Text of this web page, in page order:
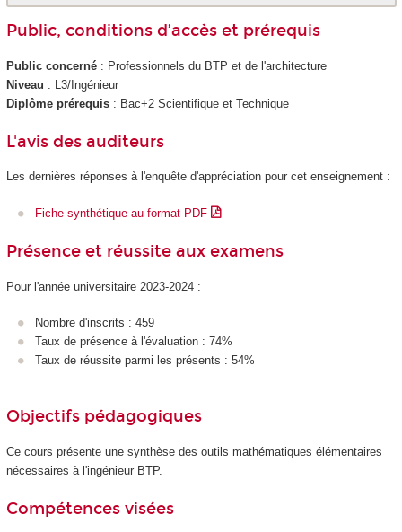
Public, conditions d’accès et prérequis
Public concerné: Professionnels du BTP et de l'architecture
Niveau : L3/Ingénieur
Diplôme prérequis: Bac+2 Scientifique et Technique
L'avis des auditeurs
Les dernières réponses à l'enquête d'appréciation pour cet enseignement :
Fiche synthétique au format PDF
Présence et réussite aux examens
Pour l'année universitaire 2023-2024 :
Nombre d'inscrits : 459
Taux de présence à l'évaluation : 74%
Taux de réussite parmi les présents : 54%
Objectifs pédagogiques
Ce cours présente une synthèse des outils mathématiques élémentaires
nécessaires à l'ingénieur BTP.
Compétences visées